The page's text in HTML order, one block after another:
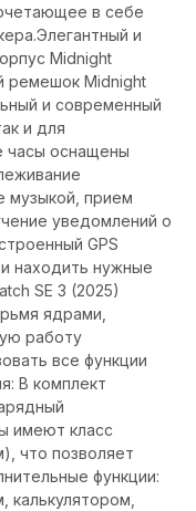
в себе
и
Midnight
ремешок Midnight
и современный
и для
часы оснащены
музыкой, прием
уведомлений о
GPS
находить нужные
SE 3 (2025)
ядрами,
работу
все функции
В комплект
имеют класс
что позволяет
функции: